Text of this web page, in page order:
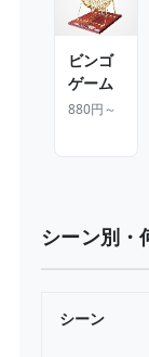
ビンゴ
ゲーム
880円～
シーン別・
シーン